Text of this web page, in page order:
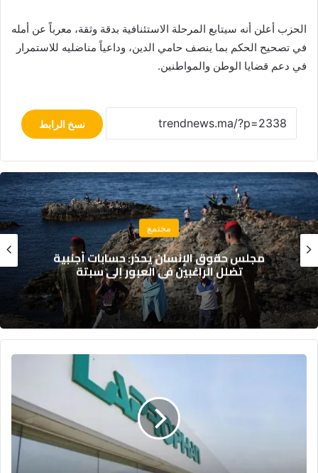
الحزب أعلن أنه سيتابع المرحلة الاستئنافية بدقة وثقة، معرباً عن أمله
في تصحيح الحكم بما ينصف حامي الدين، وداعياً مناضليه للاستمرار
في دعم قضايا الوطن والمواطنين.
نسخ الرابط
رياضة
المغرب يُعزز منظومة تكوين كرة القدم بقواعد
تنظيمية جديدة
خطوة